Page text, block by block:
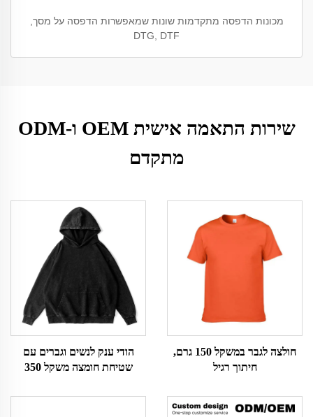
מכונות הדפסה מתקדמות שונות שמאפשרות הדפסה על מסך,
DTG, DTF
שירות התאמה אישית OEM ו-ODM
מתקדם
חולצה לגבר במשקל 150 גרם,
חיתוך רגיל
הודי ענק לנשים וגברים עם
שטיחת חומצה משקל 350